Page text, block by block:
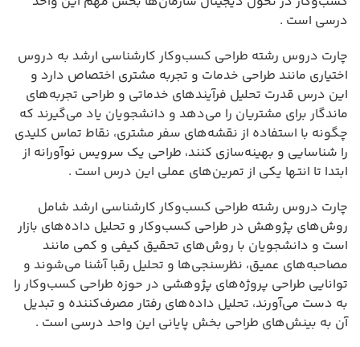
درسی است .
چارت دروس رشته طراحی کسب‌وکار کارشناسی ارشد به دروس
اختیاری مانند طراحی خدمات و تجربه مشتری اختصاص دارد و
این درس قدرت تحلیل فرآیندهای خدماتی و طراحی تجربه‌های
ماندگار برای مشتریان را می‌دهد و دانشجویان یاد می‌گیرند که
چگونه با استفاده از نقشه‌های سفر مشتری، نقاط تماس کلیدی
را شناسایی و بهینه‌سازی کنند، طراحی یک سرویس نوآورانه از
ابتدا تا انتها یکی از تمرین‌های عملی این درس است .
چارت دروس رشته طراحی کسب‌وکار کارشناسی ارشد شامل
روش‌های پژوهش در طراحی کسب‌وکار و تحلیل داده‌های بازار
است و دانشجویان با روش‌های تحقیق کیفی و کمی مانند
مصاحبه‌های عمیق، نظرسنجی‌ها و تحلیل رقبا آشنا می‌شوند و
توانایی طراحی پروژه‌های پژوهشی در حوزه طراحی کسب‌وکار را
به دست می‌آورند، تحلیل داده‌های رفتار مصرف‌کننده و تبدیل
آن به بینش‌های طراحی بخش پایانی این واحد درسی است .